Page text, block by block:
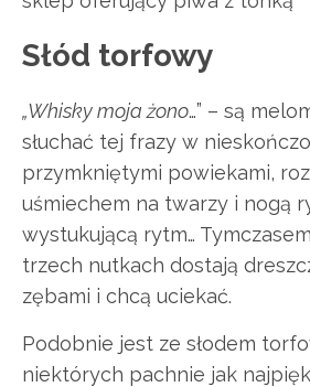
Słód torfowy
„Whisky moja żono…” – są
słuchać tej frazy w
przymkniętymi powiekami,
uśmiechem na twarzy i nogą
wystukującą rytm…
trzech nutkach dostają
zębami i chcą uciekać.
Podobnie jest ze słodem
niektórych pachnie jak